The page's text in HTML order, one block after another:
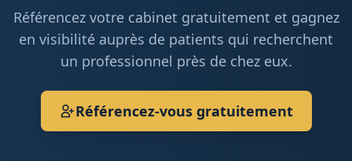
Référencez votre cabinet gratuitement et gagnez
en visibilité auprès de patients qui recherchent
un professionnel près de chez eux.
Référencez-vous gratuitement